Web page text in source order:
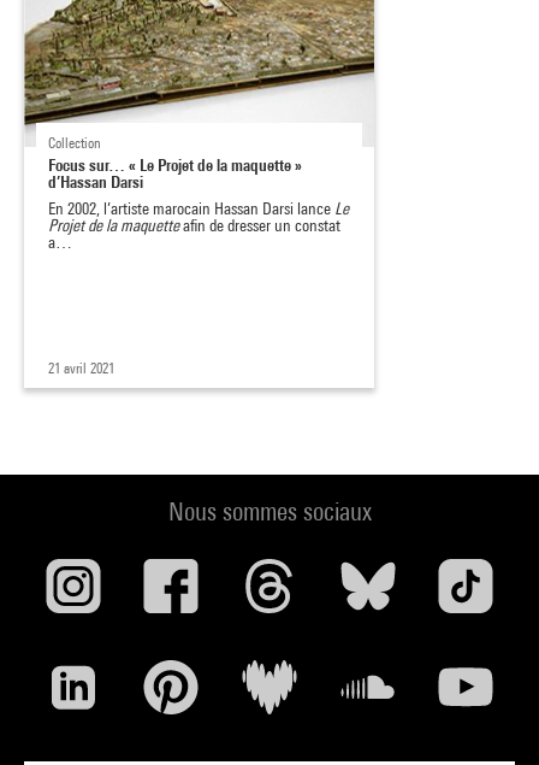
Collection
Focus sur… « Le Projet de la maquette »
d’Hassan Darsi
En 2002, l’artiste marocain Hassan Darsi lance Le
Projet de la maquetteafin de dresser un constat
a…
21 avril 2021
Nous sommes sociaux